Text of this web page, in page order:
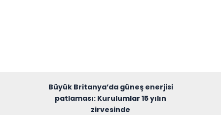
Büyük Britanya’da güneş enerjisi
patlaması: Kurulumlar 15 yılın
zirvesinde